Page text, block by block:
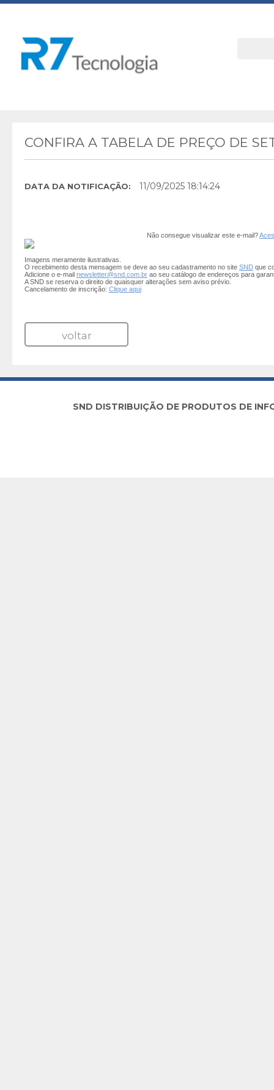
CONFIRA A TABELA DE PREÇO DE
DATA DA NOTIFICAÇÃO: 11/09/2025 18:14:24
Não consegue visualizar este e-mail?
Imagens meramente ilustrativas.
O recebimento desta mensagem se deve ao seu cadastramento no site SND que
Adicione o e-mail newsletter@snd.com.br ao seu catálogo de endereços para
A SND se reserva o direito de quaisquer alterações sem aviso prévio.
Cancelamento de inscrição: Clique aqui
voltar
SND DISTRIBUIÇÃO DE PRODUTOS DE